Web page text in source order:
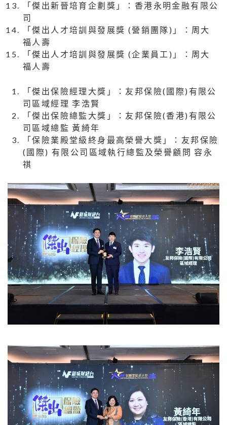
「傑出新晉培育企劃獎」：香港永明金融有限公
司
「傑出人才培訓與發展獎 (營銷團隊)」：周大
福人壽
「傑出人才培訓與發展獎 (企業員工)」：周大
福人壽
「傑出保險經理大獎」：友邦保險(國際)有限公
司區域經理 李浩賢
「傑出保險總監大獎」：友邦保險(香港)有限公
司區域總監 黃綺年
「保險業殿堂級終身最高榮譽大獎」：友邦保險
(國際) 有限公司區域執行總監及榮譽顧問 容永
祺